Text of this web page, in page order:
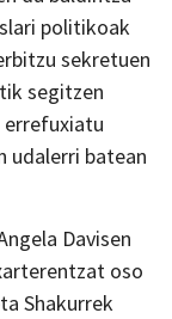
politikoak
sekretuen
segitzen
udalerri batean
Davisen
oso
Shakurrek